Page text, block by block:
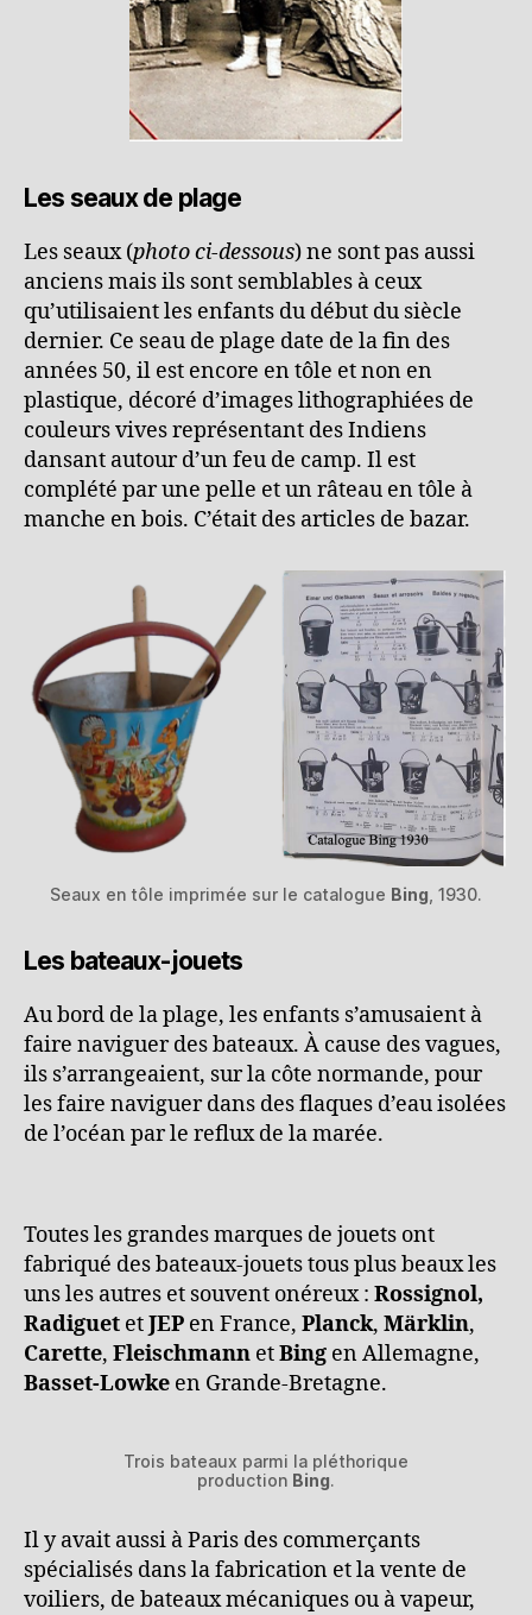
Les seaux de plage
Les seaux (photo ci-dessous) ne sont pas aussi
anciens mais ils sont semblables à ceux
qu’utilisaient les enfants du début du siècle
dernier. Ce seau de plage date de la fin des
années 50, il est encore en tôle et non en
plastique, décoré d’images lithographiées de
couleurs vives représentant des Indiens
dansant autour d’un feu de camp. Il est
complété par une pelle et un râteau en tôle à
manche en bois. C’était des articles de bazar.
Seaux en tôle imprimée sur le catalogue Bing , 1930.
Les bateaux-jouets
Au bord de la plage, les enfants s’amusaient à
faire naviguer des bateaux. À cause des vagues,
ils s’arrangeaient, sur la côte normande, pour
les faire naviguer dans des flaques d’eau isolées
de l’océan par le reflux de la marée.
Toutes les grandes marques de jouets ont
fabriqué des bateaux-jouets tous plus beaux les
uns les autres et souvent onéreux : Rossignol,
Radiguet etJEP en France, Planck, Märklin,
Carette, Fleischmann etBing en Allemagne,
Basset-Lowke en Grande-Bretagne.
Trois bateaux parmi la pléthorique
production Bing.
Il y avait aussi à Paris des commerçants
spécialisés dans la fabrication et la vente de
voiliers, de bateaux mécaniques ou à vapeur,